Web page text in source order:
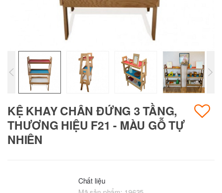
KỆ KHAY CHÂN ĐỨNG 3 TẦNG,
THƯƠNG HIỆU F21 - MÀU GỖ TỰ
NHIÊN
Chất liệu